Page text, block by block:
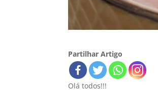
Partilhar Artigo
Olá todos!!!